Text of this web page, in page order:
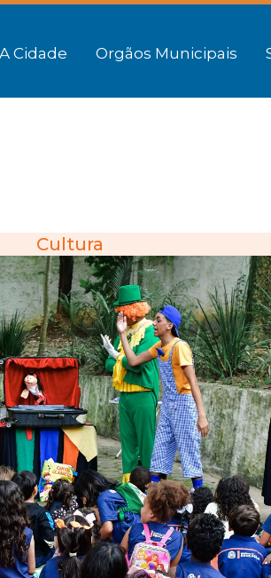
A Cidade Orgãos Municipais
Cultura